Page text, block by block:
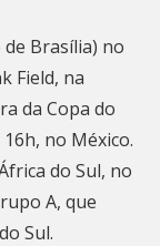
Brasília) no
Field, na
da Copa do
no México.
do Sul, no
A, que
Sul.